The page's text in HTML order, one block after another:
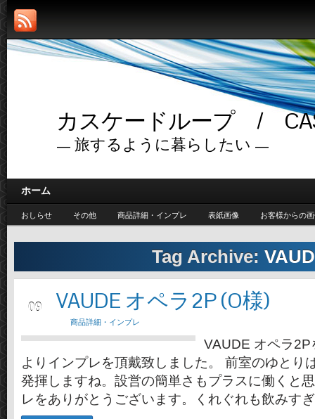
カスケードループ /
— 旅するように暮らしたい —
ホーム
おしらせ その他 商品詳細・インプレ 表紙画像 お客様からの
Tag Archive:
09 VAUDE オペラ2P (O様)
商品詳細・インプレ
VAUDE オペラ
よりインプレを頂戴致しました。 前室のゆとり
発揮しますね。設営の簡単さもプラスに働くと
レをありがとうございます。くれぐれも飲みす